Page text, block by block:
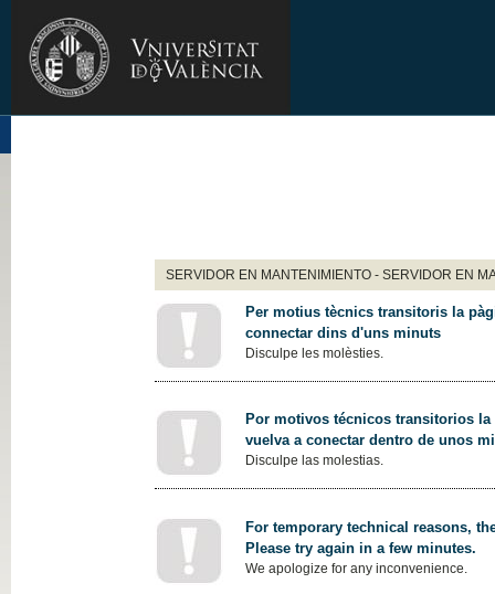
SERVIDOR EN MANTENIMIENTO - SERVIDOR EN
Per motius tècnics transitoris la
connectar dins d'uns minuts
Disculpe les molèsties.
Por motivos técnicos transitorios
vuelva a conectar dentro de unos
Disculpe las molestias.
For temporary technical reasons,
Please try again in a few minutes.
We apologize for any inconvenience.